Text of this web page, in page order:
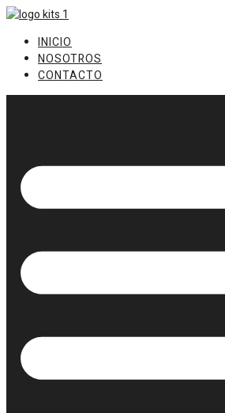
Ir
contenidoINICIO
NOSOTROS
CONTACTO